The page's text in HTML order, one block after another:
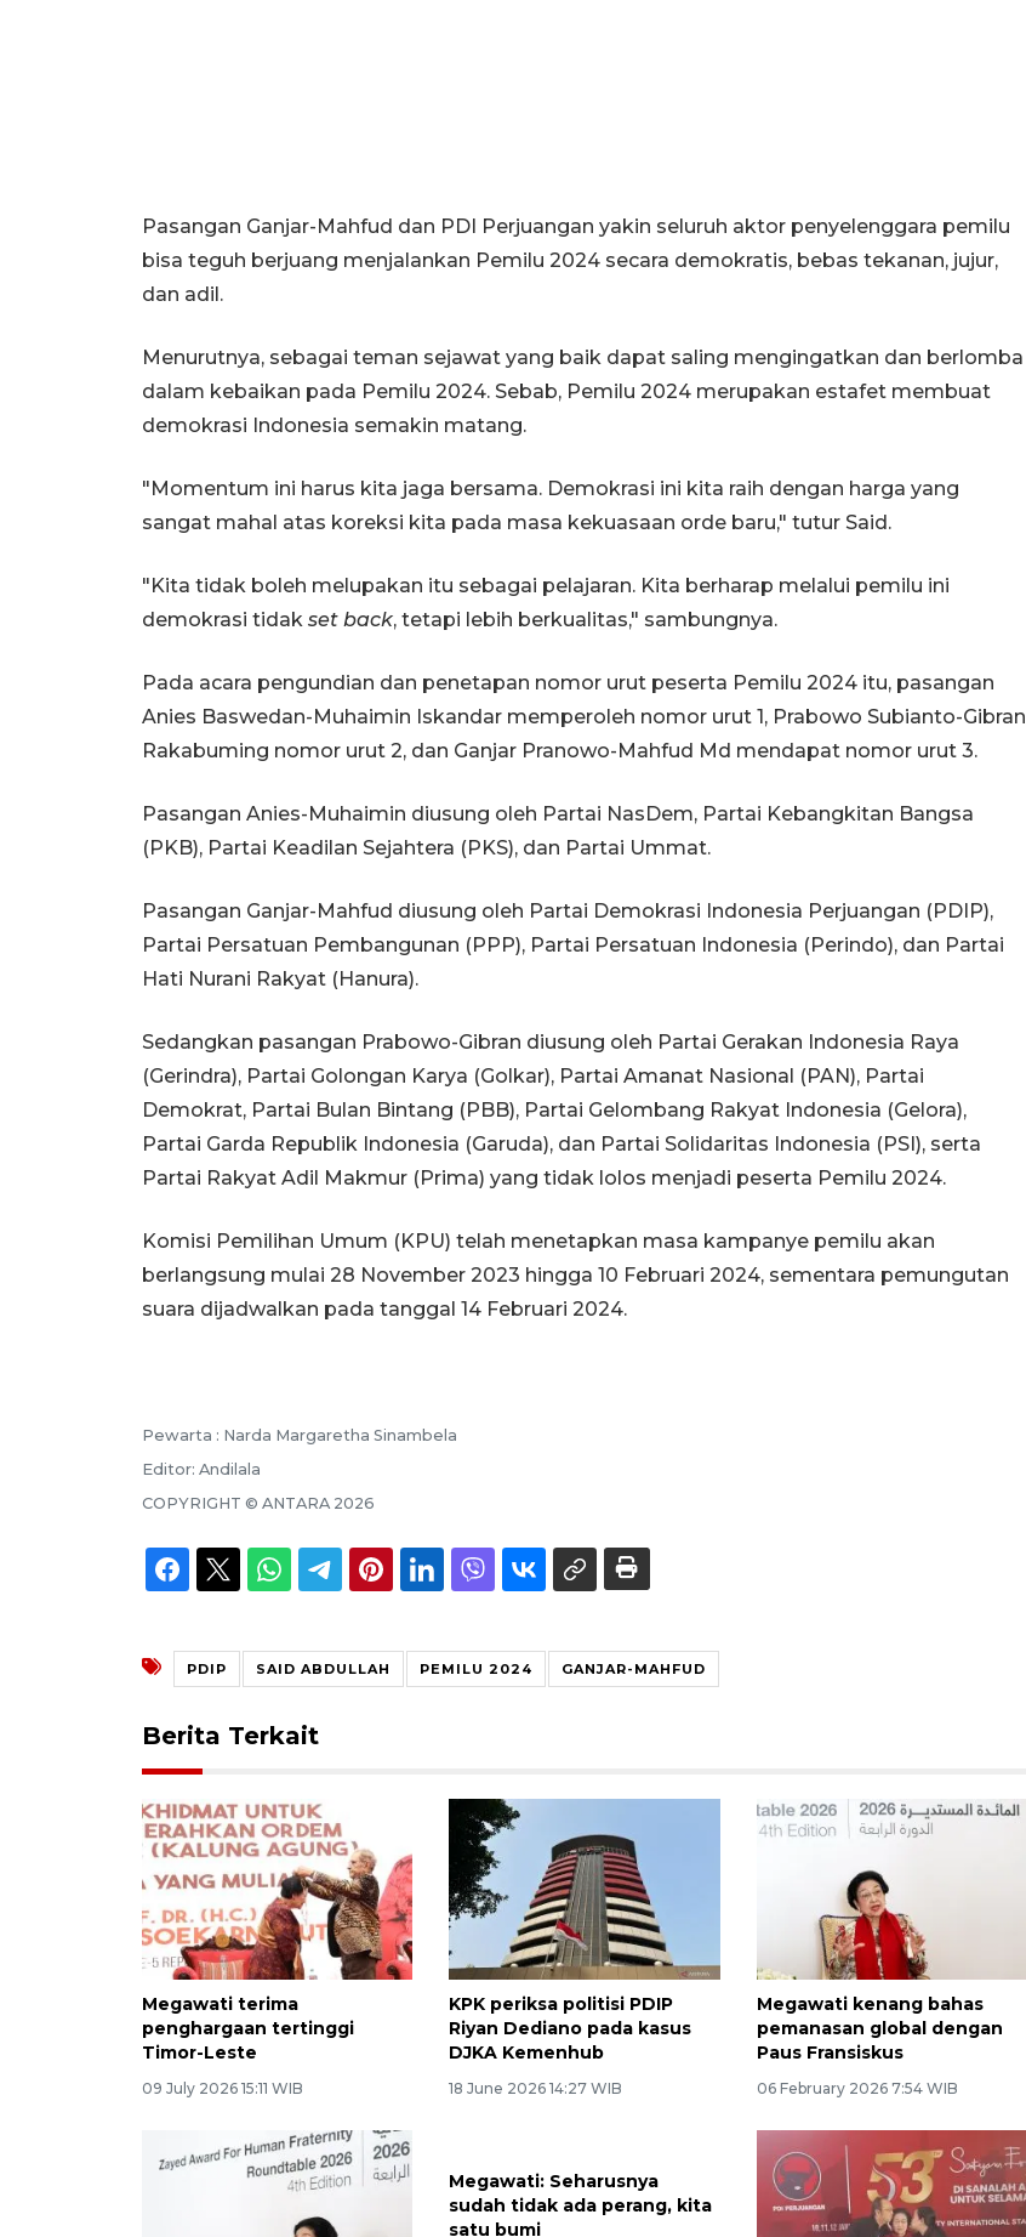
Pasangan Ganjar-Mahfud dan PDI Perjuangan yakin seluruh aktor penyelenggara pemilu
bisa teguh berjuang menjalankan Pemilu 2024 secara demokratis, bebas tekanan, jujur,
dan adil.
Menurutnya, sebagai teman sejawat yang baik dapat saling mengingatkan dan berlomba
dalam kebaikan pada Pemilu 2024. Sebab, Pemilu 2024 merupakan estafet membuat
demokrasi Indonesia semakin matang.
"Momentum ini harus kita jaga bersama. Demokrasi ini kita raih dengan harga yang
sangat mahal atas koreksi kita pada masa kekuasaan orde baru," tutur Said.
"Kita tidak boleh melupakan itu sebagai pelajaran. Kita berharap melalui pemilu ini
demokrasi tidak set back, tetapi lebih berkualitas," sambungnya.
Pada acara pengundian dan penetapan nomor urut peserta Pemilu 2024 itu, pasangan
Anies Baswedan-Muhaimin Iskandar memperoleh nomor urut 1, Prabowo Subianto-Gibran
Rakabuming nomor urut 2, dan Ganjar Pranowo-Mahfud Md mendapat nomor urut 3.
Pasangan Anies-Muhaimin diusung oleh Partai NasDem, Partai Kebangkitan Bangsa
(PKB), Partai Keadilan Sejahtera (PKS), dan Partai Ummat.
Pasangan Ganjar-Mahfud diusung oleh Partai Demokrasi Indonesia Perjuangan (PDIP),
Partai Persatuan Pembangunan (PPP), Partai Persatuan Indonesia (Perindo), dan Partai
Hati Nurani Rakyat (Hanura).
Sedangkan pasangan Prabowo-Gibran diusung oleh Partai Gerakan Indonesia Raya
(Gerindra), Partai Golongan Karya (Golkar), Partai Amanat Nasional (PAN), Partai
Demokrat, Partai Bulan Bintang (PBB), Partai Gelombang Rakyat Indonesia (Gelora),
Partai Garda Republik Indonesia (Garuda), dan Partai Solidaritas Indonesia (PSI), serta
Partai Rakyat Adil Makmur (Prima) yang tidak lolos menjadi peserta Pemilu 2024.
Komisi Pemilihan Umum (KPU) telah menetapkan masa kampanye pemilu akan
berlangsung mulai 28 November 2023 hingga 10 Februari 2024, sementara pemungutan
suara dijadwalkan pada tanggal 14 Februari 2024.
Pewarta : Narda Margaretha Sinambela
Editor: Andilala
COPYRIGHT © ANTARA 2026
PDIP SAID ABDULLAH PEMILU 2024 GANJAR-MAHFUD
Berita Terkait
Megawati terima
penghargaan tertinggi
Timor-Leste
09 July 2026 15:11 WIB
KPK periksa politisi PDIP
Riyan Dediano pada kasus
DJKA Kemenhub
18 June 2026 14:27 WIB
Megawati kenang bahas
pemanasan global dengan
Paus Fransiskus
06 February 2026 7:54 WIB
Megawati: Seharusnya
sudah tidak ada perang, kita
satu bumi
di Satpas Polresta Palu